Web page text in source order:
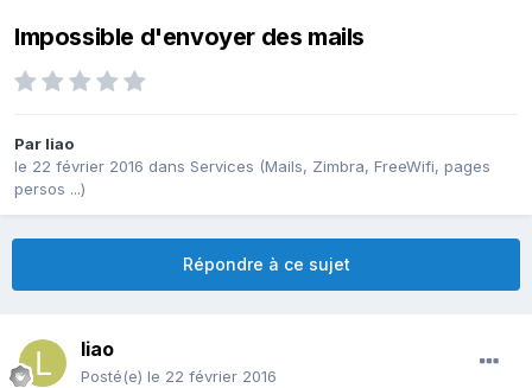
Impossible d'envoyer des mails
Par liao
le 22 février 2016 dans Services (Mails, Zimbra, FreeWifi, pages
persos ...)
Répondre à ce sujet
liao
Posté(e) le 22 février 2016